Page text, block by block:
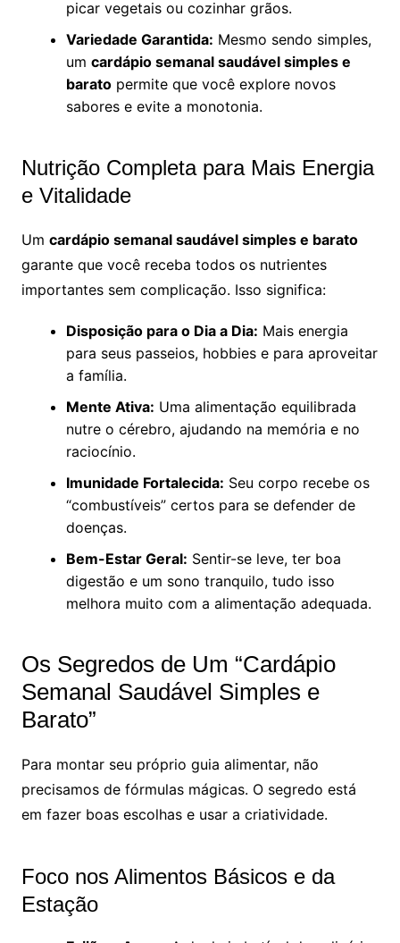
picar vegetais ou cozinhar grãos.
Variedade Garantida: Mesmo sendo simples,
um cardápio semanal saudável simples e
baratopermite que você explore novos
sabores e evite a monotonia.
Nutrição Completa para Mais Energia
e Vitalidade
Um cardápio semanal saudável simples e barato
garante que você receba todos os nutrientes
importantes sem complicação. Isso significa:
Disposição para o Dia a Dia: Mais energia
para seus passeios, hobbies e para aproveitar
a família.
Mente Ativa: Uma alimentação equilibrada
nutre o cérebro, ajudando na memória e no
raciocínio.
Imunidade Fortalecida: Seu corpo recebe os
“combustíveis” certos para se defender de
doenças.
Bem-Estar Geral: Sentir-se leve, ter boa
digestão e um sono tranquilo, tudo isso
melhora muito com a alimentação adequada.
Os Segredos de Um “Cardápio
Semanal Saudável Simples e
Barato”
Para montar seu próprio guia alimentar, não
precisamos de fórmulas mágicas. O segredo está
em fazer boas escolhas e usar a criatividade.
Foco nos Alimentos Básicos e da
Estação